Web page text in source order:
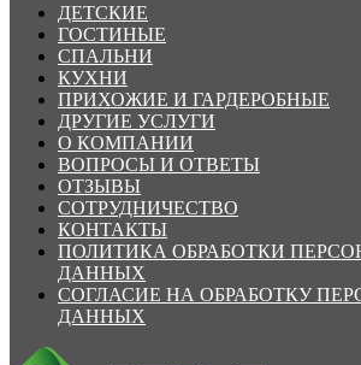
ДЕТСКИЕ
ГОСТИНЫЕ
СПАЛЬНИ
КУХНИ
ПРИХОЖИЕ И ГАРДЕРОБНЫЕ
ДРУГИЕ УСЛУГИ
О КОМПАНИИ
ВОПРОСЫ И ОТВЕТЫ
ОТЗЫВЫ
СОТРУДНИЧЕСТВО
КОНТАКТЫ
ПОЛИТИКА ОБРАБОТКИ
ДАННЫХ
СОГЛАСИЕ НА ОБРАБОТКУ
ДАННЫХ